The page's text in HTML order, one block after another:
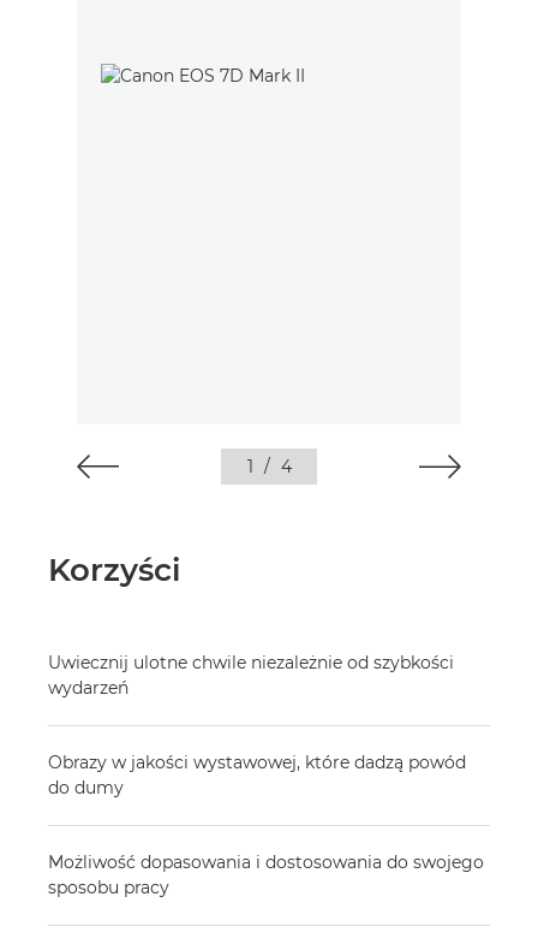
1 / 4
Korzyści
Uwiecznij ulotne chwile niezależnie od szybkości
wydarzeń
Obrazy w jakości wystawowej, które dadzą powód
do dumy
Możliwość dopasowania i dostosowania do swojego
sposobu pracy